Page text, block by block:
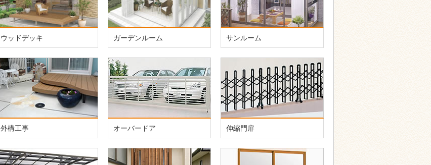
ウッドデッキ ガーデンルーム サンルーム
外構工事 オーバードア 伸縮門扉